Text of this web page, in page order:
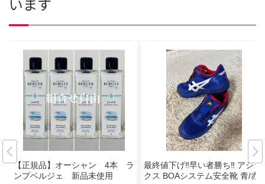
【正規品】オーシャン 4本 ラ
ンプベルジェ 新品未使用
最終値下げ‼︎早い者勝ち‼️ アシッ
クス BOAシステム安全靴 青/赤